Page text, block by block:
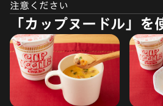
注意ください
「カップヌードル」を